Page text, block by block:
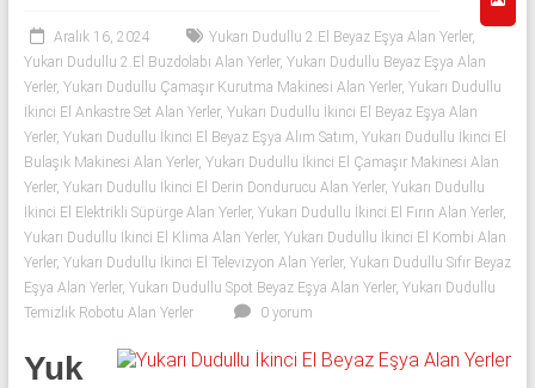
el
beyaz
eşya
olarak
buzdolabı,
çamaşır
makinesi,
bulaşık
makinesi,
derin
klima
Aralık 16, 2024 Yukarı Dudullu 2.El Beyaz Eşya Alan Yerler,
Yukarı Dudullu 2.El Buzdolabı Alan Yerler, Yukarı Dudullu Beyaz Eşya Alan
Yerler, Yukarı Dudullu Çamaşır Kurutma Makinesi Alan Yerler, Yukarı Dudullu
İkinci El Ankastre Set Alan Yerler, Yukarı Dudullu İkinci El Beyaz Eşya Alan
Yerler, Yukarı Dudullu İkinci El Beyaz Eşya Alım Satım Yukarı Dudullu İkinci El
Bulaşık Makinesi Alan Yerler, Yukarı Dudullu İkinci El Çamaşır Makinesi Alan
Yerler, Yukarı Dudullu İkinci El Derin Dondurucu Alan Yerler, Yukarı Dudullu
İkinci El Elektrikli Süpürge Alan Yerler, Yukarı Dudullu İkinci El Fırın Alan Yerler,
Yukarı Dudullu İkinci El Klima Alan Yerler, Yukarı Dudullu İkinci El Kombi Alan
Yerler, Yukarı Dudullu İkinci El Televizyon Alan Yerler, Yukarı Dudullu Sıfır Beyaz
Eşya Alan Yerler, Yukarı Dudullu Spot Beyaz Eşya Alan Yerler, Yukarı Dudullu
Temizlik Robotu Alan Yerler
0 yorum
Yuk